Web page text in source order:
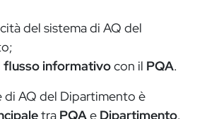
del sistema di AQ del
flusso informativocon il PQA.
di AQ del Dipartimento è
tra PQAe Dipartimento.